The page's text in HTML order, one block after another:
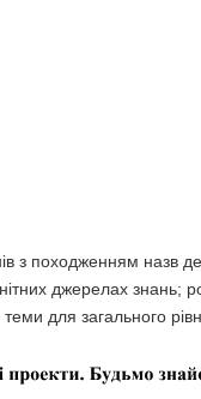
з походженням назв
джерелах знань;
для загального